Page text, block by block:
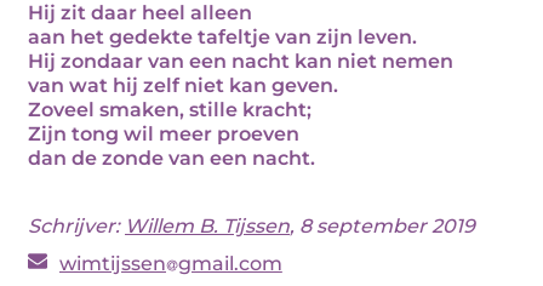
Hij zit daar heel alleen
aan het gedekte tafeltje van zijn leven.
Hij zondaar van een nacht kan niet nemen
van wat hij zelf niet kan geven.
Zoveel smaken, stille kracht;
Zijn tong wil meer proeven
dan de zonde van een nacht.
Schrijver: Willem B. Tijssen, 8 september 2019
wimtijssen gmail.com